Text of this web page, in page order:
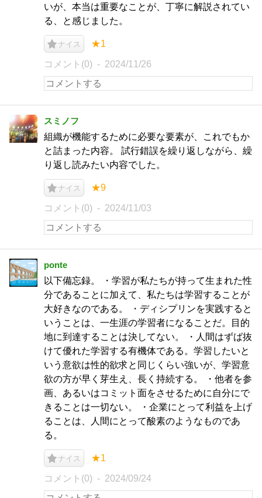
いが、本当は重要なことが、丁寧に解説されてい
る、と感じました。
ナイス ★1
コメント(0) 2024/11/26
スミノフ
組織が機能するために必要な要素が、これでもか
と詰まった内容。 試行錯誤を繰り返しながら、繰
り返し読みたい内容でした。
ナイス ★9
コメント(0) 2024/11/03
ponte
以下備忘録。 ・学習が私たちが持って生まれた性
分であることに加えて、私たちは学習することが
大好きなのである。 ・ディシプリンを実践すると
いうことは、一生涯の学習者になることだ。目的
地に到達することは決してない。 ・人間はずば抜
けて優れた学習する有機体である。学習したいと
いう意欲は性的欲求と同じくらい強いが、学習意
欲の方が早く芽生え、長く持続する。 ・他者を参
画、あるいはコミット面をさせるために自分にで
きることは一切ない。 ・企業にとって利益を上げ
ることは、人間にとって酸素のようなものであ
る。
ナイス ★1
コメント(0) 2024/09/24